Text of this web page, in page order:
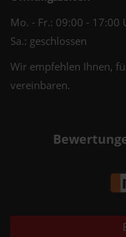
Mo. - Fr.: 09:00 - 17:00
Sa.: geschlossen
Wir empfehlen Ihnen,
vereinbaren.